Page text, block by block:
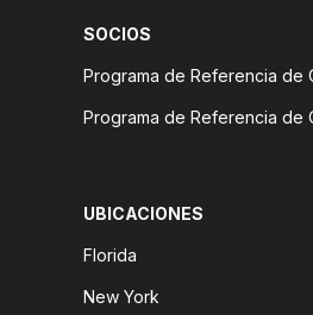
SOCIOS
Programa de Referencia de
Programa de Referencia de
UBICACIONES
Florida
New York